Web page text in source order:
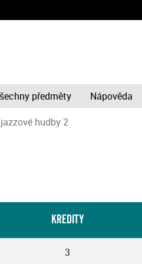
předměty Nápověda
hudby 2
KREDITY
3